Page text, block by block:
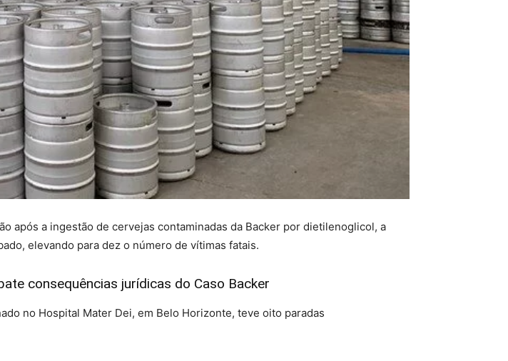
após a ingestão de cervejas contaminadas da Backer por dietilenoglicol, a
elevando para dez o número de vítimas fatais.
consequências jurídicas do Caso Backer
no Hospital Mater Dei, em Belo Horizonte, teve oito paradas